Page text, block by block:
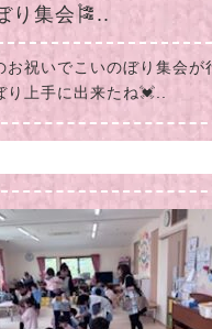
り集会🎏..
お祝いでこいのぼり集会が
り上手に出来たね💓..